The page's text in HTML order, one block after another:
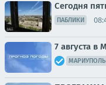
Сегодня
ПАБЛИКИ
7 августа в
МАРИУПОЛЬ